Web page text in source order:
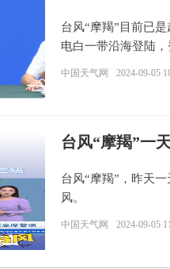
台风“摩羯”目前已
电白一带沿海登陆
中国天气网 2024-09-05
台风“摩羯”一
台风“摩羯”，昨天
风。
中国天气网 2024-09-05